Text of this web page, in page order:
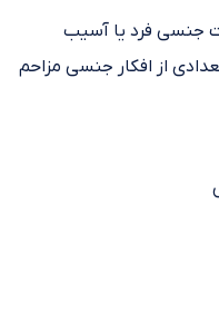
جنسی فرد یا آسیب
از افکار جنسی مزاحم